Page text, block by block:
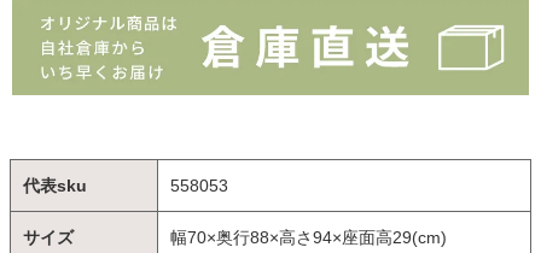
代表sku 558053
サイズ 幅70×奥行88×高さ94×座面高29(cm)